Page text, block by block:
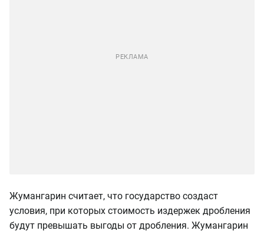
Жумангарин считает, что государство создаст
условия, при которых стоимость издержек дробления
будут превышать выгоды от дробления. Жумангарин